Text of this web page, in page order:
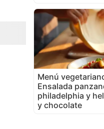
Menú
Ensalada
philadelphia y
y chocolate